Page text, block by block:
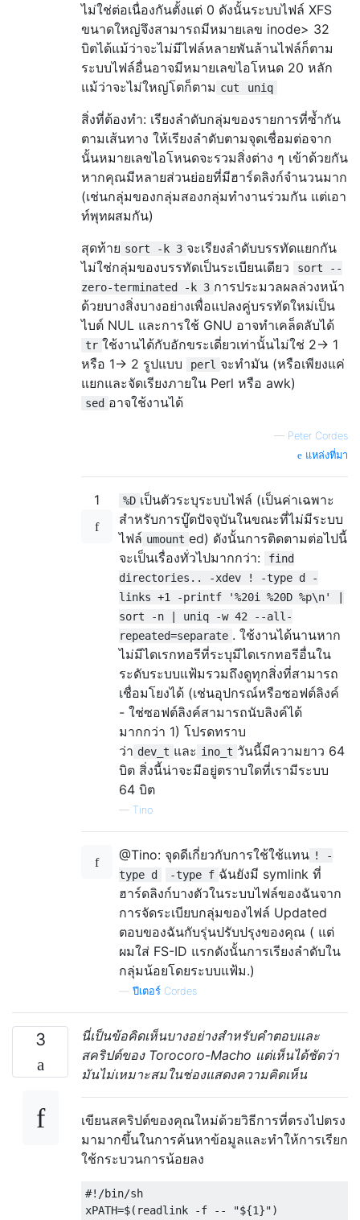
ไม่ใช่ต่อเนื่องกันตั้งแต่ 0 ดังนั้นระบบไฟล์ XFS
ขนาดใหญ่จึงสามารถมีหมายเลข inode> 32
บิตได้แม้ว่าจะไม่มีไฟล์หลายพันล้านไฟล์ก็ตาม
ระบบไฟล์อื่นอาจมีหมายเลขไอโหนด 20 หลัก
แม้ว่าจะไม่ใหญ่โตก็ตาม cut uniq
สิ่งที่ต้องทำ: เรียงลำดับกลุ่มของรายการที่ซ้ำกัน
ตามเส้นทาง ให้เรียงลำดับตามจุดเชื่อมต่อจาก
นั้นหมายเลขไอโหนดจะรวมสิ่งต่าง ๆ เข้าด้วยกัน
หากคุณมีหลายส่วนย่อยที่มีฮาร์ดลิงก์จำนวนมาก
(เช่นกลุ่มของกลุ่มสองกลุ่มทำงานร่วมกัน แต่เอา
ท์พุทผสมกัน)
สุดท้าย sort -k 3 จะเรียงลำดับบรรทัดแยกกัน
ไม่ใช่กลุ่มของบรรทัดเป็นระเบียนเดียว
sort --
zero-terminated -k 3 การประมวลผลล่วงหน้า
ด้วยบางสิ่งบางอย่างเพื่อแปลงคู่บรรทัดใหม่เป็น
ไบต์ NUL และการใช้ GNU อาจทำเคล็ดลับได้
tr ใช้งานได้กับอักขระเดี่ยวเท่านั้นไม่ใช่ 2-> 1
หรือ 1-> 2 รูปแบบ
perl จะทำมัน (หรือเพียงแค่
แยกและจัดเรียงภายใน Perl หรือ awk)
sed อาจใช้งานได้
— Peter Cordes
แหล่งที่มา
1 %D เป็นตัวระบุระบบไฟล์ (เป็นค่าเฉพาะ
สำหรับการบู๊ตปัจจุบันในขณะที่ไม่มีระบบ
ไฟล์ umount ed) ดังนั้นการติดตามต่อไปนี้
จะเป็นเรื่องทั่วไปมากกว่า:
find
directories.. -xdev ! -type d -
links +1 -printf '%20i %20D %p\n' |
sort -n | uniq -w 42 --all-
repeated=separate . ใช้งานได้นานหาก
ไม่มีไดเรกทอรีที่ระบุมีไดเรกทอรีอื่นใน
ระดับระบบแฟ้มรวมถึงดูทุกสิ่งที่สามารถ
เชื่อมโยงได้ (เช่นอุปกรณ์หรือซอฟต์ลิงค์
- ใช่ซอฟต์ลิงค์สามารถนับลิงค์ได้
มากกว่า 1) โปรดทราบ
ว่า dev_t และ ino_t วันนี้มีความยาว 64
บิต สิ่งนี้น่าจะมีอยู่ตราบใดที่เรามีระบบ
64 บิต
— Tino
@Tino: จุดดีเกี่ยวกับการใช้ใช้แทน ! -
type d
-type f ฉันยังมี symlink ที่
ฮาร์ดลิงก์บางตัวในระบบไฟล์ของฉันจาก
การจัดระเบียบกลุ่มของไฟล์ Updated
ตอบของฉันกับรุ่นปรับปรุงของคุณ ( แต่
ผมใส่ FS-ID แรกดังนั้นการเรียงลำดับใน
กลุ่มน้อยโดยระบบแฟ้ม.)
ปีเตอร์ Cordes
3
นี่เป็นข้อคิดเห็นบางอย่างสำหรับคำตอบและ
สคริปต์ของ Torocoro-Macho แต่เห็นได้ชัดว่า
มันไม่เหมาะสมในช่องแสดงความคิดเห็น
เขียนสคริปต์ของคุณใหม่ด้วยวิธีการที่ตรงไปตรง
มามากขึ้นในการค้นหาข้อมูลและทำให้การเรียก
ใช้กระบวนการน้อยลง
#!/bin/sh
xPATH=$(readlink -f -- "${1}")